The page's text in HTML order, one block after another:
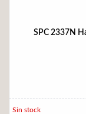
SPC 2337N
Sin stock